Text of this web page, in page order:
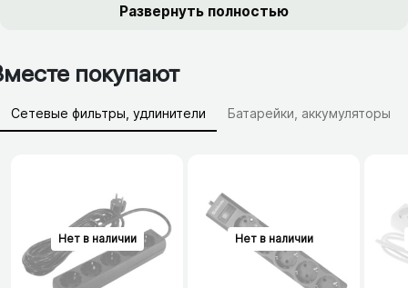
Развернуть полностью
Развернуть полностью
покупают
Сетевые фильтры, удлинители Батарейки, аккумуляторы